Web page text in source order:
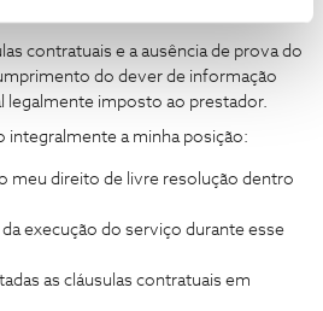
contratuais e a ausência de prova do
do dever de informação
legalmente imposto ao prestador.
a minha posição:
meu direito de livre resolução dentro
execução do serviço durante esse
as cláusulas contratuais em